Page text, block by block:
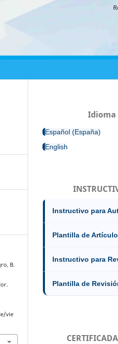
B.
vie
Idioma
Español (España)
English
Instructivo para
Plantilla de
Instructivo para
Plantilla de